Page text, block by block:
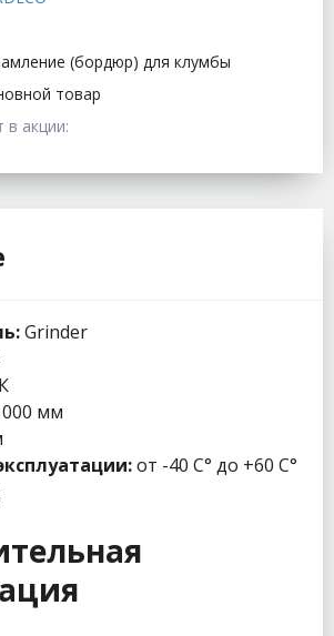
(бордюр) для клумбы
товар
в акции:
Grinder
мм
от -40 С° до +60 С°